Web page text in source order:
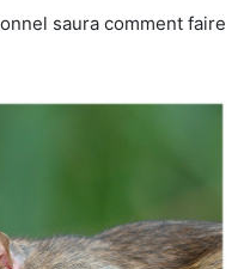
saura comment faire